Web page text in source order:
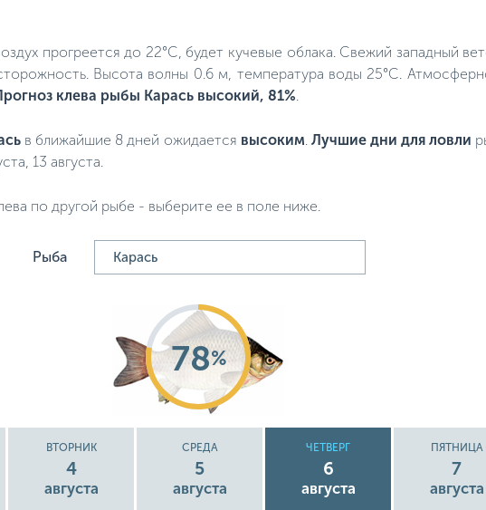
прогреется до 22°C, будет кучевые облака. Свежий западный
Высота волны 0.6 м, температура воды 25°C.
клева рыбы Карась высокий, 81%
в ближайшие 8 дней ожидается высоким Лучшие дни для ловли
13 августа.
по другой рыбе - выберите ее в поле ниже.
Рыба
78%
ВТОРНИК
4
августа
СРЕДА
5
августа
ЧЕТВЕРГ
6
августа
ПЯТНИЦА
7
августа